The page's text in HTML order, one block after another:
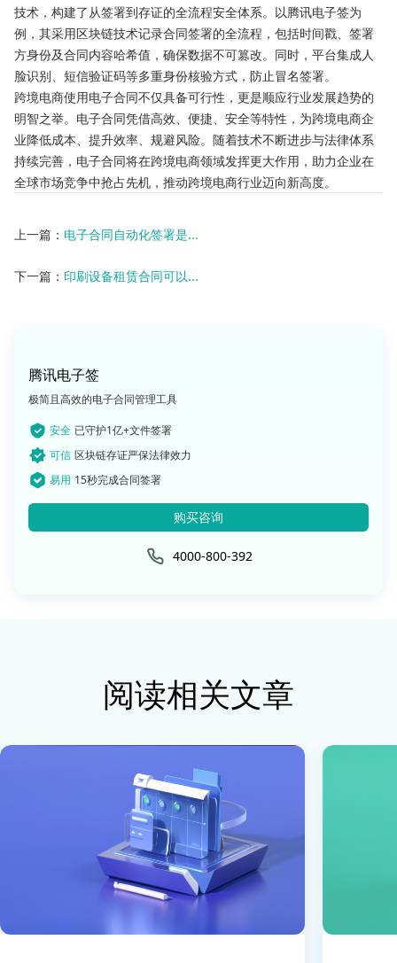
技术，构建了从签署到存证的全流程安全体系。以腾讯电子签为
例，其采用区块链技术记录合同签署的全流程，包括时间戳、签署
方身份及合同内容哈希值，确保数据不可篡改。同时，平台集成人
脸识别、短信验证码等多重身份核验方式，防止冒名签署。​
跨境电商使用电子合同不仅具备可行性，更是顺应行业发展趋势的
明智之举。电子合同凭借高效、便捷、安全等特性，为跨境电商企
业降低成本、提升效率、规避风险。随着技术不断进步与法律体系
持续完善，电子合同将在跨境电商领域发挥更大作用，助力企业在
全球市场竞争中抢占先机，推动跨境电商行业迈向新高度。
上一篇： 电子合同自动化签署是...
下一篇： 印刷设备租赁合同可以...
腾讯电子签
极简且高效的电子合同管理工具
安全 已守护1亿+文件签署
可信 区块链存证严保法律效力
易用 15秒完成合同签署
购买咨询
4000-800-392
阅读相关文章